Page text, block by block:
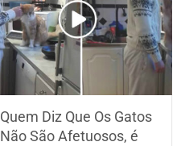
Quem Diz Que Os Gatos
Não São Afetuosos, é